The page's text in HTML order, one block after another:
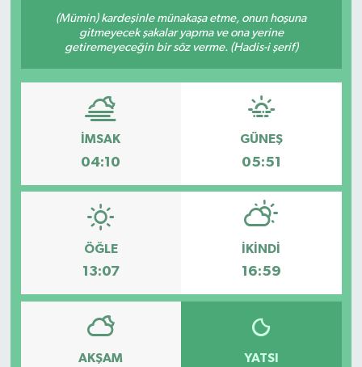
(Mümin) kardeşinle münakaşa etme, onun hoşuna
gitmeyecek şakalar yapma ve ona yerine
getiremeyeceğin bir söz verme. (Hadis-i şerif)
İMSAK
04:10
GÜNEŞ
05:51
ÖĞLE
13:07
İKINDI
16:59
AKŞAM YATSI
ÖZEL HABER
RÖPORTAJLAR
SAĞLIK
GÜNCEL
YAŞAM